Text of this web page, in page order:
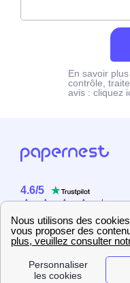
En savoir
contrôle,
avis : cliquez
4.6/5
2358 utilisateurs